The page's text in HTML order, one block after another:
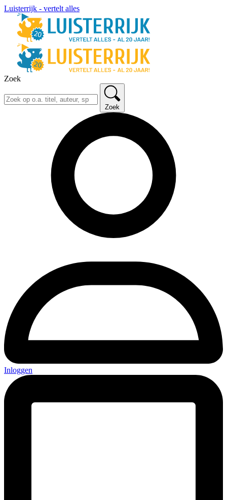
Luisterrijk - vertelt alles
Zoek
Zoek
Inloggen